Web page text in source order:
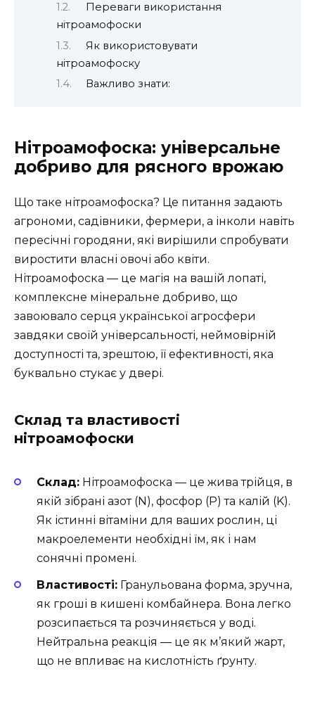
Переваги використання
нітроамофоски
Як використовувати
нітроамофоску
Важливо знати:
Нітроамофоска: універсальне
добриво для рясного врожаю
Що таке нітроамофоска? Це питання задають
агрономи, садівники, фермери, а інколи навіть
пересічні городяни, які вирішили спробувати
виростити власні овочі або квіти.
Нітроамофоска — це магія на вашій лопаті,
комплексне мінеральне добриво, що
завоювало серця української агросфери
завдяки своїй універсальності, неймовірній
доступності та, зрештою, її ефективності, яка
буквально стукає у двері.
Склад та властивості
нітроамофоски
Склад: Нітроамофоска — це жива трійця, в
якій зібрані азот (N), фосфор (P) та калій (K).
Як істинні вітаміни для ваших рослин, ці
макроелементи необхідні їм, як і нам
сонячні промені.
Властивості: Гранульована форма, зручна,
як гроші в кишені комбайнера. Вона легко
розсипається та розчиняється у воді.
Нейтральна реакція — це як м’який жарт,
що не впливає на кислотність ґрунту.